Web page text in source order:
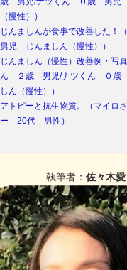
（慢性））
じんましんが食事で改善した
男児 じんましん（慢性））
じんましん（慢性）改善例・写
ん ２歳 男児/ナツくん ０歳
しん（慢性））
アトピーと抗生物質。（マイロ
ー 20代 男性）
執筆者： 佐々木愛